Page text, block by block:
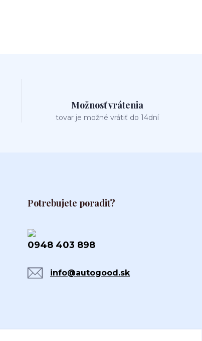
Možnosť vrátenia
tovar je možné vrátiť do 14dní
Potrebujete poradiť?
0948 403 898
info@autogood.sk